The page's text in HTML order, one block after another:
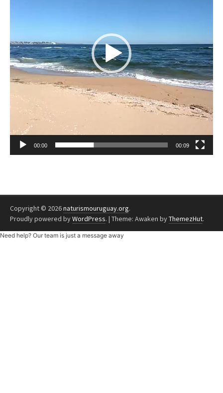
00:00 00:09
Copyright © 2026naturismouruguay.org.
Proudly powered byWordPress. | Theme: Awaken byThemezHut.
Need help? Our team is just a message away